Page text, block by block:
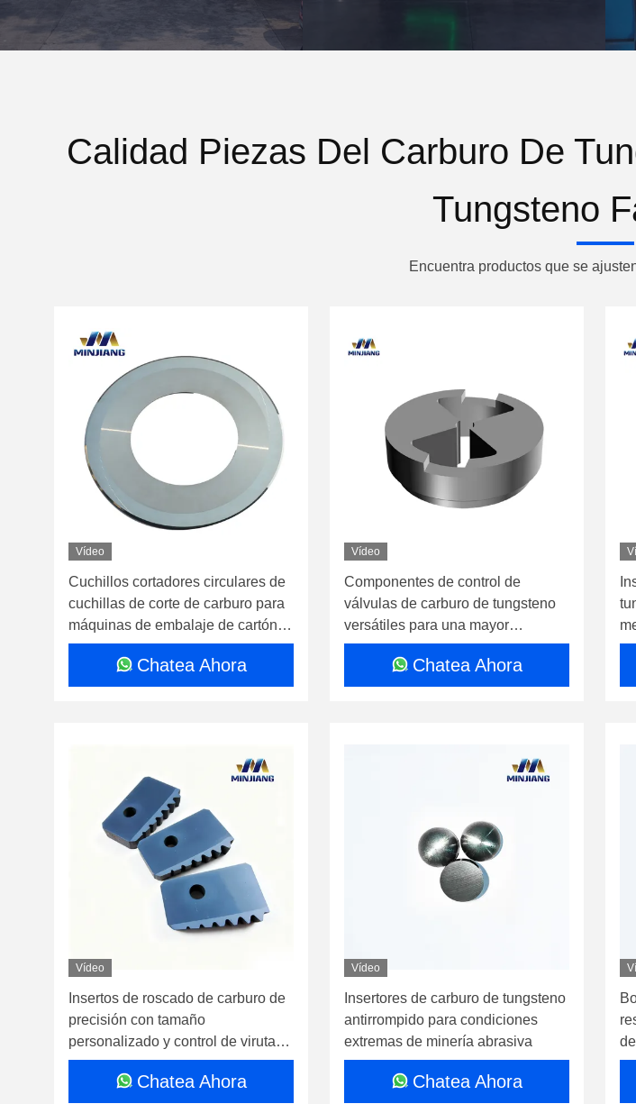
Calidad Piezas Del Carburo De
Tungsteno
Encuentra productos que se
Vídeo
Cuchillos cortadores circulares de
cuchillas de corte de carburo para
máquinas de embalaje de cartón
corrugado
Chatea Ahora
Vídeo
Componentes de control de
válvulas de carburo de tungsteno
versátiles para una mayor
eficiencia operativa
Chatea Ahora
Vídeo
Insertos de roscado de carburo de
precisión con tamaño
personalizado y control de viruta
optimizado para mecanizado de
alta precisiónChatea Ahora
Vídeo
Insertores de carburo de tungsteno
antirrompido para condiciones
extremas de minería abrasiva
Chatea Ahora